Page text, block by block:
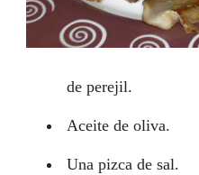
de perejil.
Aceite de oliva.
Una pizca de sal.